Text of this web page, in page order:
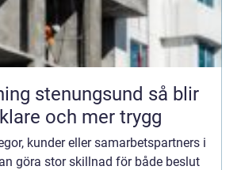
stenungsund så blir
och mer trygg
kunder eller samarbetspartners i
göra stor skillnad för både beslut